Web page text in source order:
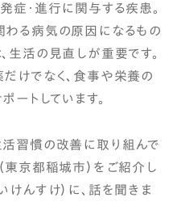
症・進行に関与する疾患。
わる病気の原因になるもの
生活の見直しが重要です。
けでなく、食事や栄養の
ートしています。
活習慣の改善に取り組んで
東京都稲城市）をご紹介し
けんすけ）に、話を聞きま